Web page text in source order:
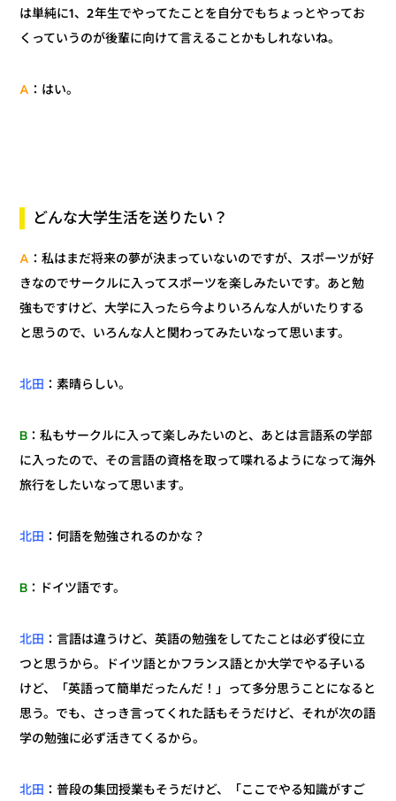
は単純に1、2年生でやってたことを自分でもちょっとやってお
くっていうのが後輩に向けて言えることかもしれないね。
A ：はい。
どんな大学生活を送りたい？
A ：私はまだ将来の夢が決まっていないのですが、スポーツが好
きなのでサークルに入ってスポーツを楽しみたいです。あと勉
強もですけど、大学に入ったら今よりいろんな人がいたりする
と思うので、いろんな人と関わってみたいなって思います。
北田 ：素晴らしい。
B ：私もサークルに入って楽しみたいのと、あとは言語系の学部
に入ったので、その言語の資格を取って喋れるようになって海外
旅行をしたいなって思います。
北田 ：何語を勉強されるのかな？
B ：ドイツ語です。
北田 ：言語は違うけど、英語の勉強をしてたことは必ず役に立
つと思うから。ドイツ語とかフランス語とか大学でやる子いる
けど、「英語って簡単だったんだ！」って多分思うことになると
思う。でも、さっき言ってくれた話もそうだけど、それが次の語
学の勉強に必ず活きてくるから。
北田 ：普段の集団授業もそうだけど、「ここでやる知識がすご